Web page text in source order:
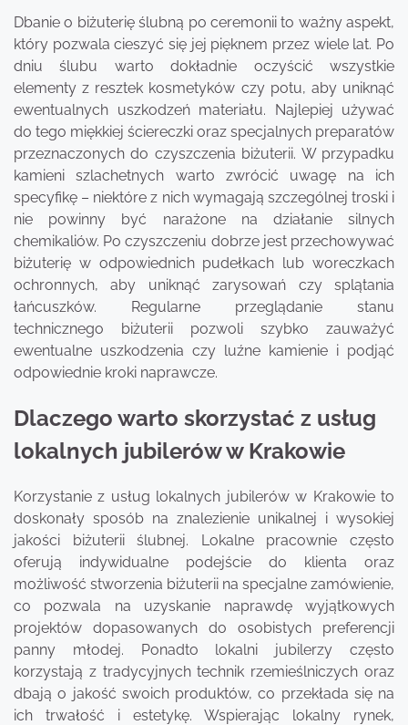
Dbanie o biżuterię ślubną po ceremonii to ważny aspekt,
który pozwala cieszyć się jej pięknem przez wiele lat. Po
dniu ślubu warto dokładnie oczyścić wszystkie
elementy z resztek kosmetyków czy potu, aby uniknąć
ewentualnych uszkodzeń materiału. Najlepiej używać
do tego miękkiej ściereczki oraz specjalnych preparatów
przeznaczonych do czyszczenia biżuterii. W przypadku
kamieni szlachetnych warto zwrócić uwagę na ich
specyfikę – niektóre z nich wymagają szczególnej troski i
nie powinny być narażone na działanie silnych
chemikaliów. Po czyszczeniu dobrze jest przechowywać
biżuterię w odpowiednich pudełkach lub woreczkach
ochronnych, aby uniknąć zarysowań czy splątania
łańcuszków. Regularne przeglądanie stanu
technicznego biżuterii pozwoli szybko zauważyć
ewentualne uszkodzenia czy luźne kamienie i podjąć
odpowiednie kroki naprawcze.
Dlaczego warto skorzystać z usług
lokalnych jubilerów w Krakowie
Korzystanie z usług lokalnych jubilerów w Krakowie to
doskonały sposób na znalezienie unikalnej i wysokiej
jakości biżuterii ślubnej. Lokalne pracownie często
oferują indywidualne podejście do klienta oraz
możliwość stworzenia biżuterii na specjalne zamówienie,
co pozwala na uzyskanie naprawdę wyjątkowych
projektów dopasowanych do osobistych preferencji
panny młodej. Ponadto lokalni jubilerzy często
korzystają z tradycyjnych technik rzemieślniczych oraz
dbają o jakość swoich produktów, co przekłada się na
ich trwałość i estetykę. Wspierając lokalny rynek,